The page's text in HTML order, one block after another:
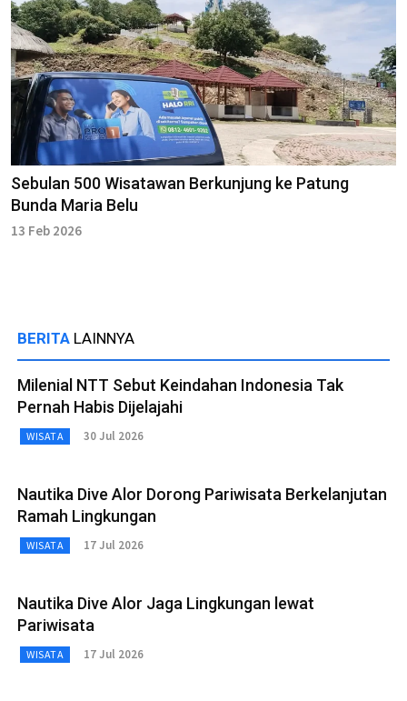
Sebulan 500 Wisatawan Berkunjung ke Patung
Bunda Maria Belu
13 Feb 2026
BERITA LAINNYA
Milenial NTT Sebut Keindahan Indonesia Tak
Pernah Habis Dijelajahi
WISATA 30 Jul 2026
Nautika Dive Alor Dorong Pariwisata Berkelanjutan
Ramah Lingkungan
WISATA 17 Jul 2026
Nautika Dive Alor Jaga Lingkungan lewat
Pariwisata
WISATA 17 Jul 2026